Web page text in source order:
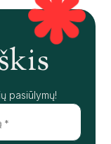
pasiūlymų!